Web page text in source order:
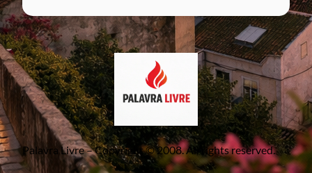
Palavra Livre – Copyright © 2008. All rights reserved.